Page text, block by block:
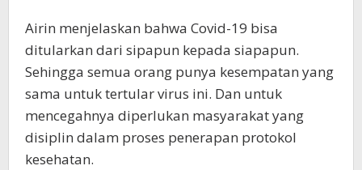
Airin menjelaskan bahwa Covid-19 bisa
ditularkan dari sipapun kepada siapapun.
Sehingga semua orang punya kesempatan yang
sama untuk tertular virus ini. Dan untuk
mencegahnya diperlukan masyarakat yang
disiplin dalam proses penerapan protokol
kesehatan.